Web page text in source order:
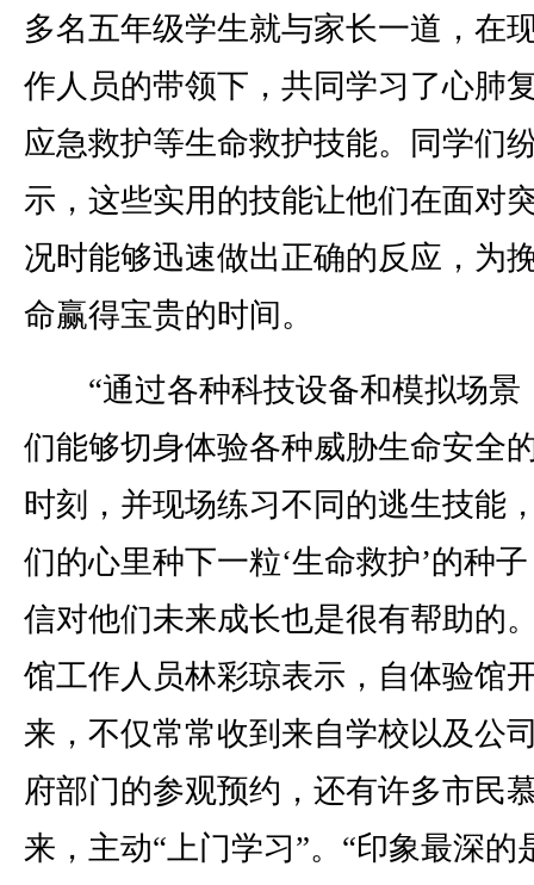
多名五年级学生就与家长一道，在
作人员的带领下，共同学习了心肺
应急救护等生命救护技能。同学们
示，这些实用的技能让他们在面对
况时能够迅速做出正确的反应，为
命赢得宝贵的时间。
“通过各种科技设备和模拟场景
们能够切身体验各种威胁生命安全
时刻，并现场练习不同的逃生技能
们的心里种下一粒‘生命救护’的种
信对他们未来成长也是很有帮助的
馆工作人员林彩琼表示，自体验馆
来，不仅常常收到来自学校以及公
府部门的参观预约，还有许多市民
来，主动“上门学习”。“印象最深的